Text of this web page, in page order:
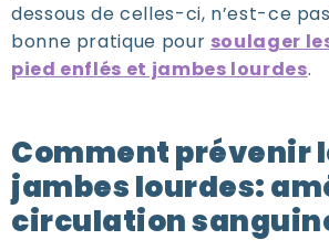
dessous de celles-ci, n’est-ce
bonne pratique pour soulager
pied enflés et jambes lourdes.
Comment prévenir
jambes lourdes:
circulation